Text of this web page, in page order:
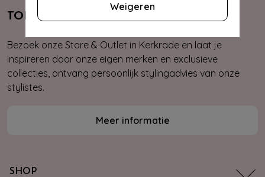
Weigeren
TOPVINTAGE STORE & OUTLET
Bezoek onze Store & Outlet in Kerkrade en laat je
inspireren door onze eigen merken en exclusieve
collecties, ontvang persoonlijk stylingadvies van onze
stylistes.
Meer informatie
SHOP